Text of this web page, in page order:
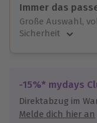
Immer das
Große Auswahl,
Sicherheit
Jeder
Maximale
10 Jahre gültig
-15%* mydays
Direktabzug im
Melde dich hier an